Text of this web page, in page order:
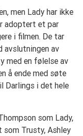
men Lady har ikke
adoptert et par
i filmen. De tar
avslutningen av
med en følelse av
å ende med søte
Darlings i det hele
som Lady,
Trusty, Ashley